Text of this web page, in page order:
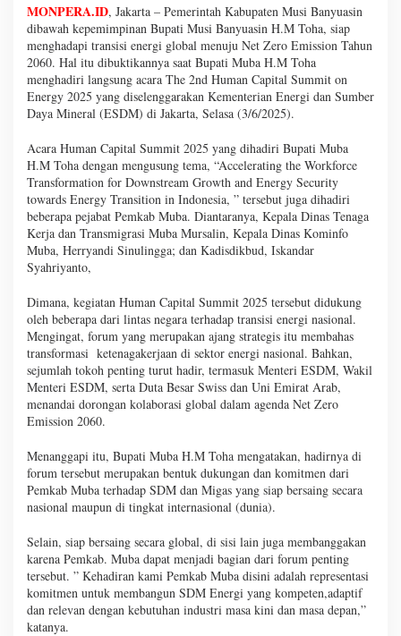
MONPERA.ID, Jakarta – Pemerintah Kabupaten Musi Banyuasin
dibawah kepemimpinan Bupati Musi Banyuasin H.M Toha, siap
menghadapi transisi energi global menuju Net Zero Emission Tahun
2060. Hal itu dibuktikannya saat Bupati Muba H.M Toha
menghadiri langsung acara The 2nd Human Capital Summit on
Energy 2025 yang diselenggarakan Kementerian Energi dan Sumber
Daya Mineral (ESDM) di Jakarta, Selasa (3/6/2025).
Acara Human Capital Summit 2025 yang dihadiri Bupati Muba
H.M Toha dengan mengusung tema, “Accelerating the Workforce
Transformation for Downstream Growth and Energy Security
towards Energy Transition in Indonesia, ” tersebut juga dihadiri
beberapa pejabat Pemkab Muba. Diantaranya, Kepala Dinas Tenaga
Kerja dan Transmigrasi Muba Mursalin, Kepala Dinas Kominfo
Muba, Herryandi Sinulingga; dan Kadisdikbud, Iskandar
Syahriyanto,
Dimana, kegiatan Human Capital Summit 2025 tersebut didukung
oleh beberapa dari lintas negara terhadap transisi energi nasional.
Mengingat, forum yang merupakan ajang strategis itu membahas
transformasi ketenagakerjaan di sektor energi nasional. Bahkan,
sejumlah tokoh penting turut hadir, termasuk Menteri ESDM, Wakil
Menteri ESDM, serta Duta Besar Swiss dan Uni Emirat Arab,
menandai dorongan kolaborasi global dalam agenda Net Zero
Emission 2060.
Menanggapi itu, Bupati Muba H.M Toha mengatakan, hadirnya di
forum tersebut merupakan bentuk dukungan dan komitmen dari
Pemkab Muba terhadap SDM dan Migas yang siap bersaing secara
nasional maupun di tingkat internasional (dunia).
Selain, siap bersaing secara global, di sisi lain juga membanggakan
karena Pemkab. Muba dapat menjadi bagian dari forum penting
tersebut. ” Kehadiran kami Pemkab Muba disini adalah representasi
komitmen untuk membangun SDM Energi yang kompeten,adaptif
dan relevan dengan kebutuhan industri masa kini dan masa depan,”
katanya.